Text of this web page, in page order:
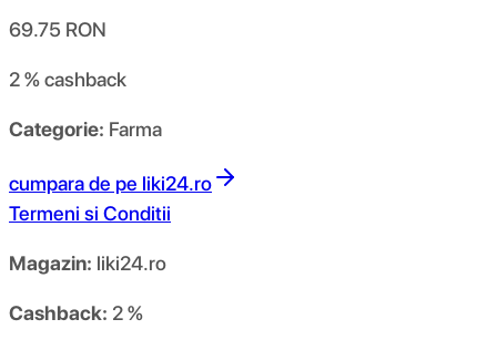
69.75 RON
2 %cashback
Categorie: Farma
cumpara de pe liki24.ro
Termeni si Conditii
Magazin: liki24.ro
Cashback: 2 %